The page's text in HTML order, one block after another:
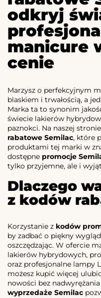
odkryj
manicure
cenie
Marzysz o perfekcyjnym
blaskiem i trwałością, a
Marka ta to synonim
świecie lakierów
paznokci. Na naszej
rabatowe Semilac, które
produktami tej marki w
dostępne promocje
tylko przyjemne, ale i
Dlaczego
z kodów
Korzystanie z kodów
by zadbać o piękny
oszczędzając. W ofercie
lakierów hybrydowych,
oraz profesjonalne lampy
możesz kupić więcej
nowości bez
wyprzedaże Semilac